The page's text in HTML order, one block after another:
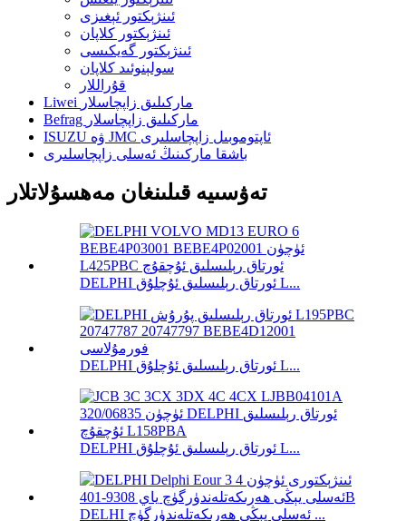
ئىنژېكتور ئېغىزى
ئىنژېكتور كلاپان
ئىنژېكتور گەيكىسى
سولېنوئىد كلاپان
قۇراللار
Liwei ماركىلىق زاپچاسلار
Befrag ماركىلىق زاپچاسلار
ISUZU ۋە JMC ئاپتوموبىل زاپچاسلىرى
باشقا ماركىنىڭ ئەسلى زاپچاسلىرى
تەۋسىيە قىلىنغان مەھسۇلاتلار
DELPHI ئورتاق رېلىسلىق ئۇچلۇق L...
DELPHI ئورتاق رېلىسلىق ئۇچلۇق L...
DELPHI ئورتاق رېلىسلىق ئۇچلۇق L...
DELHI ئەسلى يېڭى ھەرىكەتلەندۈرگۈچ ...